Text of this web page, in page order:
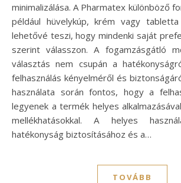
minimalizálása. A Pharmatex különböző
például hüvelykúp, krém vagy
lehetővé teszi, hogy mindenki saját
szerint válasszon. A fogamzásgátló
választás nem csupán a
felhasználás kényelméről és
használata során fontos, hogy a
legyenek a termék helyes
mellékhatásokkal. A helyes
hatékonyság biztosításához és a…
TOVÁBB